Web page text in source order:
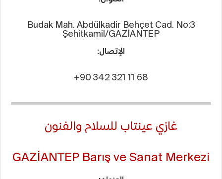
Budak Mah. Abdülkadir Behçet Cad. No:3
Şehitkamil/GAZİANTEP
الإتصال:
+90 342 321 11 68
غازي عينتاب للسلام والفنون
GAZİANTEP Barış ve Sanat Merkezi